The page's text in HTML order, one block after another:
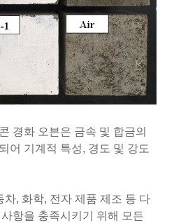
경화 오븐은 금속 및 합금의
어 기계적 특성, 경도 및 강도
, 화학, 전자 제품 제조 등 다
항을 충족시키기 위해 모든